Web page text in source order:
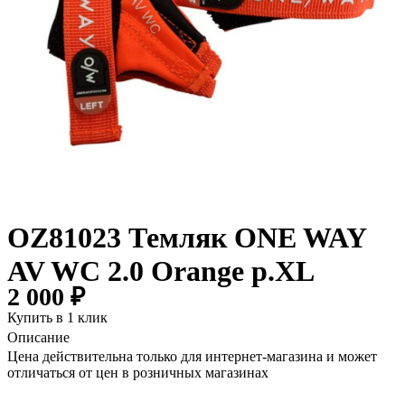
OZ81023 Темляк ONE WAY
AV WC 2.0 Orange р.XL
2 000 ₽
Купить в 1 клик
Описание
Цена действительна только для интернет-магазина и может
отличаться от цен в розничных магазинах